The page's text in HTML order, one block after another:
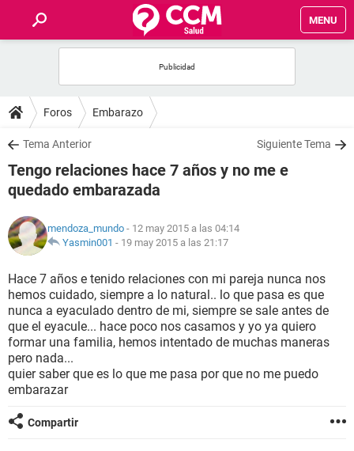
MENU
FOROS
SALUD
FAMILIA
NUTRICIÓN
SEXUALIDAD
GLOSARIO
Foros Embarazo
Tema Anterior Siguiente Tema
Tengo relaciones hace 7 años y no me e
quedado embarazada
mendoza_mundo - 12 may 2015 a las 04:14
Yasmin001 - 19 may 2015 a las 21:17
Hace 7 años e tenido relaciones con mi pareja nunca nos
hemos cuidado, siempre a lo natural.. lo que pasa es que
nunca a eyaculado dentro de mi, siempre se sale antes de
que el eyacule... hace poco nos casamos y yo ya quiero
formar una familia, hemos intentado de muchas maneras
pero nada...
quier saber que es lo que me pasa por que no me puedo
embarazar
Compartir